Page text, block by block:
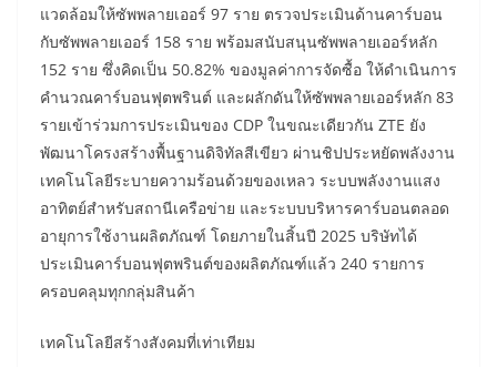
แวดล้อมให้ซัพพลายเออร์ 97 ราย ตรวจประเมินด้านคาร์บอน
กับซัพพลายเออร์ 158 ราย พร้อมสนับสนุนซัพพลายเออร์หลัก
152 ราย ซึ่งคิดเป็น 50.82% ของมูลค่าการจัดซื้อ ให้ดำเนินการ
คำนวณคาร์บอนฟุตพรินต์ และผลักดันให้ซัพพลายเออร์หลัก 83
รายเข้าร่วมการประเมินของ CDP ในขณะเดียวกัน ZTE ยัง
พัฒนาโครงสร้างพื้นฐานดิจิทัลสีเขียว ผ่านชิปประหยัดพลังงาน
เทคโนโลยีระบายความร้อนด้วยของเหลว ระบบพลังงานแสง
อาทิตย์สำหรับสถานีเครือข่าย และระบบบริหารคาร์บอนตลอด
อายุการใช้งานผลิตภัณฑ์ โดยภายในสิ้นปี 2025 บริษัทได้
ประเมินคาร์บอนฟุตพรินต์ของผลิตภัณฑ์แล้ว 240 รายการ
ครอบคลุมทุกกลุ่มสินค้า
เทคโนโลยีสร้างสังคมที่เท่าเทียม